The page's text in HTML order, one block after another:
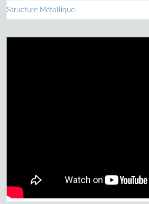
Structure Métallique